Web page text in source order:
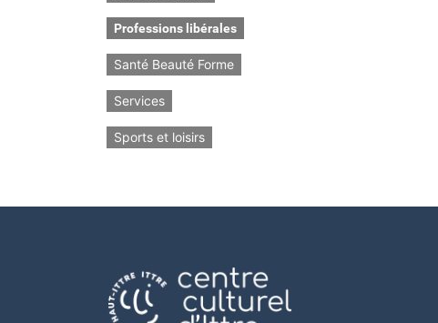
Professions libérales
Santé Beauté Forme
Services
Sports et loisirs